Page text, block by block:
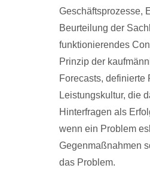
Geschäftsprozesse,
Beurteilung der
funktionierendes
Prinzip der
Forecasts,
Leistungskultur, die
Hinterfragen als
wenn ein Problem
Gegenmaßnahmen
das Problem.